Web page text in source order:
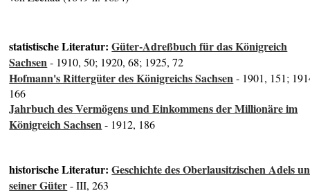
statistische Literatur:Güter-Adreßbuch für das Königreich
Sachsen- 1910, 50; 1920, 68; 1925, 72
Hofmann's Rittergüter des Königreichs Sachsen- 1901, 151;
166
Jahrbuch des Vermögens und Einkommens der Millionäre im
Königreich Sachsen- 1912, 186
historische Literatur:Geschichte des Oberlausitzischen Adels
seiner Güter- III, 263